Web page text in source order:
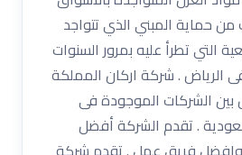
من حماية المبني الذي تتواجد
التي تطرأ عليه بمرور السنوات
. شركة اركان المملكة
الشركات الموجودة فى
. تقدم الشركة أفضل